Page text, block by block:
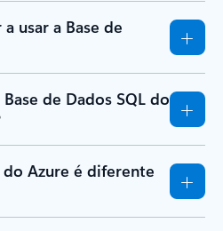
usar a Base de
de Dados SQL do
do Azure é diferente